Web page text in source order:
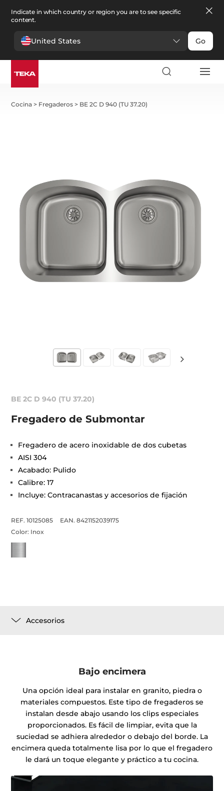
Indicate in which country or region you are to see specific
content.
United States Go
Cocina > Fregaderos > BE 2C D 940 (TU 37.20)
BE 2C D 940 (TU 37.20)
Fregadero de Submontar
Fregadero de acero inoxidable de dos cubetas
AISI 304
Acabado: Pulido
Calibre: 17
Incluye: Contracanastas y accesorios de fijación
REF. 10125085
EAN. 8421152039175
Color: Inox
Accesorios
Bajo encimera
Una opción ideal para instalar en granito, piedra o
materiales compuestos. Este tipo de fregaderos se
instalan desde abajo usando los clips especiales
proporcionados. Es fácil de limpiar, evita que la
suciedad se adhiera alrededor o debajo del borde. La
encimera queda totalmente lisa por lo que el fregadero
le dará un toque elegante y práctico a tu cocina.